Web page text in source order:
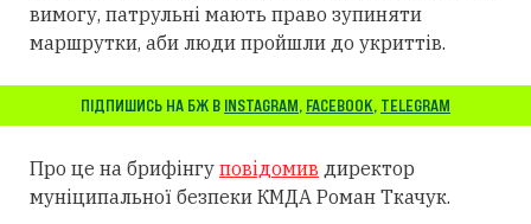
вимогу, патрульні мають право зупиняти
маршрутки, аби люди пройшли до укриттів.
ПІДПИШИСЬ НА БЖ В INSTAGRAM, FACEBOOK, TELEGRAM
Про це на брифінгу повідомив директор
муніципальної безпеки КМДА Роман Ткачук.